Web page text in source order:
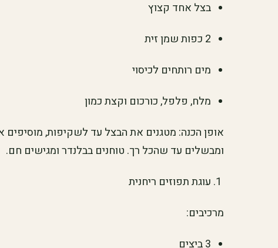
בצל אחד קצוץ
2 כפות שמן זית
מים רותחים לכיסוי
מלח, פלפל, כורכום וקצת כמון
אופן הכנה: מטגנים את הבצל עד לשקיפות, מוסיפים
ומבשלים עד שהכל רך. טוחנים בבלנדר ומגישים חם.
עוגת תפוזים ריחנית
מרכיבים:
3 ביצים